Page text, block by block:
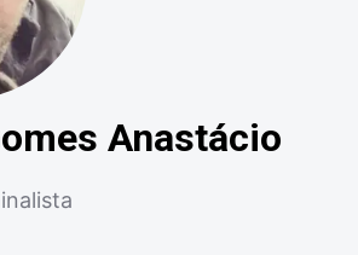
Anastácio